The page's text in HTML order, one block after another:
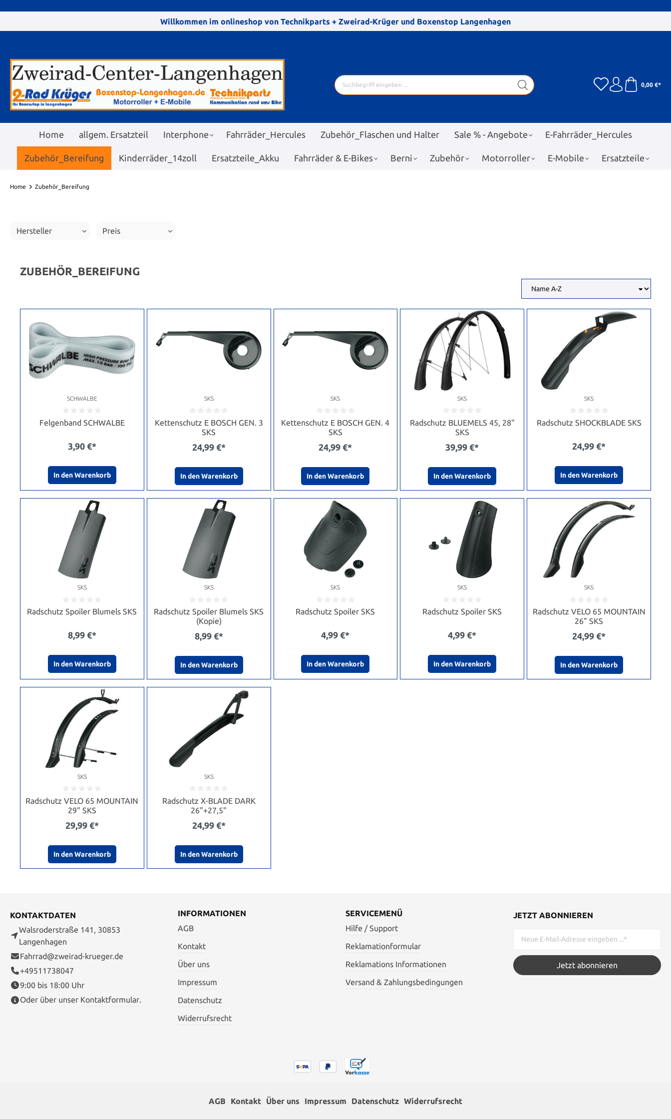
Willkommen im onlineshop von Technikparts + Zweirad-Krüger und Boxenstop Langenhagen
0,00 €*
Home allgem. Ersatzteil Interphone Fahrräder_Hercules Zubehör_Flaschen und Halter Sale % - Angebote E-Fahrräder_Hercules
Zubehör_Bereifung Kinderräder_14zoll Ersatzteile_Akku Fahrräder & E-Bikes Berni Zubehör Motorroller E-Mobile Ersatzteile
Home Zubehör_Bereifung
Hersteller Preis
ZUBEHÖR_BEREIFUNG
SCHWALBE
Felgenband SCHWALBE
3,90 €*
In den Warenkorb
SKS
Kettenschutz E BOSCH GEN. 3
SKS
24,99 €*
In den Warenkorb
SKS
Kettenschutz E BOSCH GEN. 4
SKS
24,99 €*
In den Warenkorb
SKS
Radschutz BLUEMELS 45, 28"
SKS
39,99 €*
In den Warenkorb
SKS
Radschutz SHOCKBLADE SKS
24,99 €*
In den Warenkorb
SKS
Radschutz Spoiler Blumels SKS
8,99 €*
In den Warenkorb
SKS
Radschutz Spoiler Blumels SKS
(Kopie)
8,99 €*
In den Warenkorb
SKS
Radschutz Spoiler SKS
4,99 €*
In den Warenkorb
SKS
Radschutz Spoiler SKS
4,99 €*
In den Warenkorb
SKS
Radschutz VELO 65 MOUNTAIN
26" SKS
24,99 €*
In den Warenkorb
SKS
Radschutz VELO 65 MOUNTAIN
29" SKS
29,99 €*
In den Warenkorb
SKS
Radschutz X-BLADE DARK
26"+27,5"
24,99 €*
In den Warenkorb
KONTAKTDATEN
Walsroderstraße 141, 30853
Langenhagen
Fahrrad@zweirad-krueger.de
+49511738047
9:00 bis 18:00 Uhr
Oder über unser Kontaktformular.
INFORMATIONEN
AGB
Kontakt
Über uns
Impressum
Datenschutz
Widerrufsrecht
SERVICEMENÜ
Hilfe / Support
Reklamationformular
Reklamations Informationen
Versand & Zahlungsbedingungen
JETZT ABONNIEREN
Jetzt abonnieren
AGB Kontakt Über uns Impressum Datenschutz Widerrufsrecht